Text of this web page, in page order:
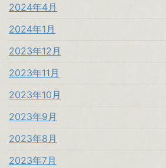
2024年4月
2024年1月
2023年12月
2023年11月
2023年10月
2023年9月
2023年8月
2023年7月